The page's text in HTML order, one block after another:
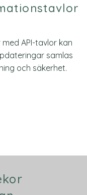
API-tavlor kan
samlas
och säkerhet.